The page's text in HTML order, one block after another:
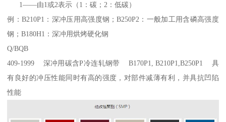
1——由1或2表示（1：碳；2：低碳）
例：B210P1：深冲压用高强度钢；B250P2：一般加工用含磷高强度
钢；B180H1：深冲用烘烤硬化钢
Q/BQB
409-1999 深冲用碳含P冷连轧钢带 B170P1, B210P1,B250P1 具
有良好的冲压性能同时有高的强度，对部件减薄有利，并具抗凹陷
性能